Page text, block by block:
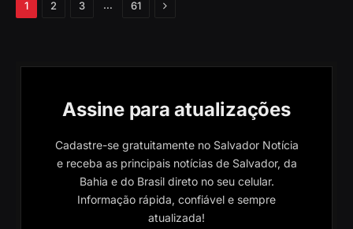
1 2 3 … 61 Próximo
Assine para atualizações
Cadastre-se gratuitamente no Salvador Notícia
e receba as principais notícias de Salvador, da
Bahia e do Brasil direto no seu celular.
Informação rápida, confiável e sempre
atualizada!